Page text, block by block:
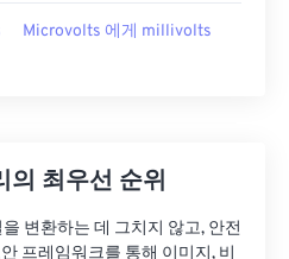
Microvolts 에게 millivolts
의 최우선 순위
변환하는 데 그치지 않고, 안전
프레임워크를 통해 이미지, 비